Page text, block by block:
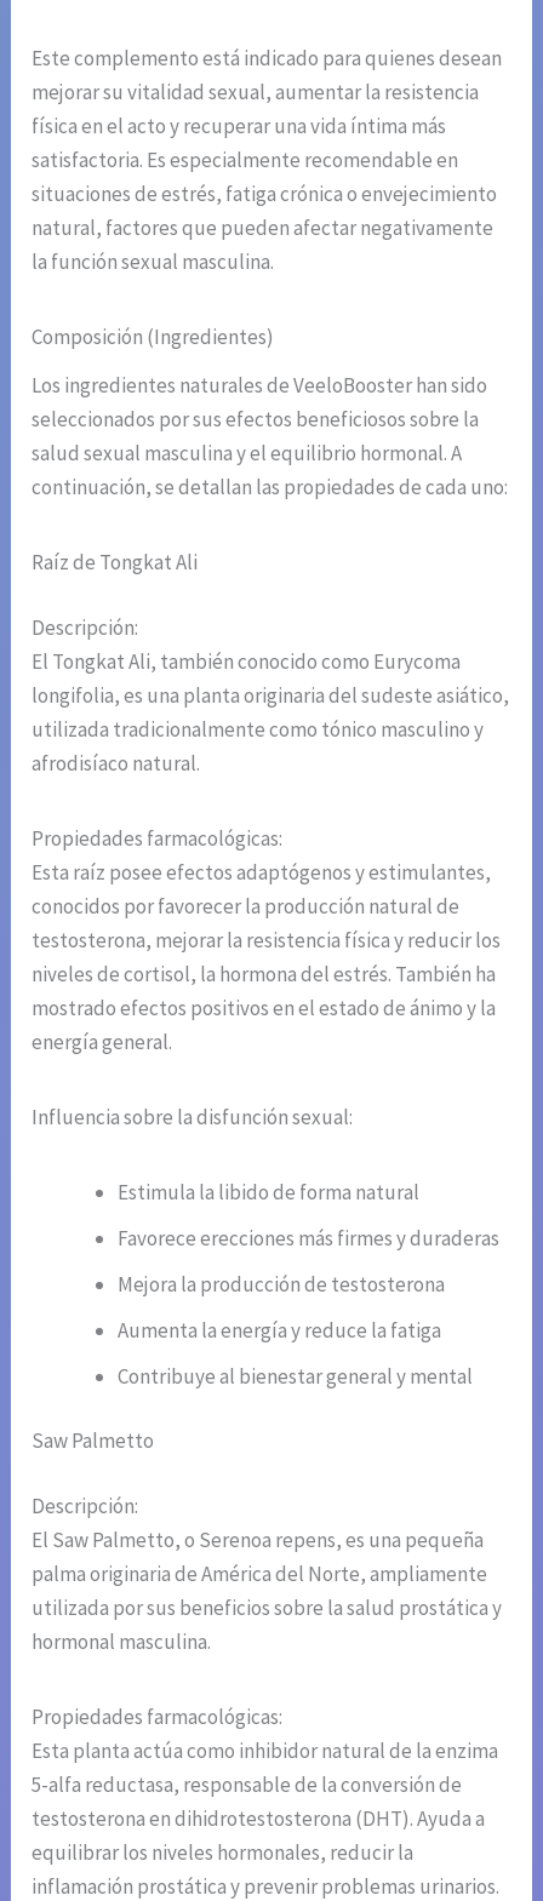
Este complemento está indicado para quienes desean
mejorar su vitalidad sexual, aumentar la resistencia
física en el acto y recuperar una vida íntima más
satisfactoria. Es especialmente recomendable en
situaciones de estrés, fatiga crónica o envejecimiento
natural, factores que pueden afectar negativamente
la función sexual masculina.
Composición (Ingredientes)
Los ingredientes naturales de VeeloBooster han sido
seleccionados por sus efectos beneficiosos sobre la
salud sexual masculina y el equilibrio hormonal. A
continuación, se detallan las propiedades de cada uno:
Raíz de Tongkat Ali
Descripción:
El Tongkat Ali, también conocido como Eurycoma
longifolia, es una planta originaria del sudeste asiático,
utilizada tradicionalmente como tónico masculino y
afrodisíaco natural.
Propiedades farmacológicas:
Esta raíz posee efectos adaptógenos y estimulantes,
conocidos por favorecer la producción natural de
testosterona, mejorar la resistencia física y reducir los
niveles de cortisol, la hormona del estrés. También ha
mostrado efectos positivos en el estado de ánimo y la
energía general.
Influencia sobre la disfunción sexual:
Estimula la libido de forma natural
Favorece erecciones más firmes y duraderas
Mejora la producción de testosterona
Aumenta la energía y reduce la fatiga
Contribuye al bienestar general y mental
Saw Palmetto
Descripción:
El Saw Palmetto, o Serenoa repens, es una pequeña
palma originaria de América del Norte, ampliamente
utilizada por sus beneficios sobre la salud prostática y
hormonal masculina.
Propiedades farmacológicas:
Esta planta actúa como inhibidor natural de la enzima
5-alfa reductasa, responsable de la conversión de
testosterona en dihidrotestosterona (DHT). Ayuda a
equilibrar los niveles hormonales, reducir la
inflamación prostática y prevenir problemas urinarios.